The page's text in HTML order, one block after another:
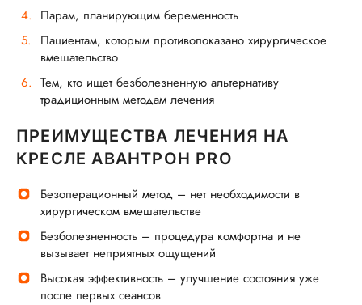
Парам, планирующим беременность
Пациентам, которым противопоказано хирургическое
вмешательство
Тем, кто ищет безболезненную альтернативу
традиционным методам лечения
ПРЕИМУЩЕСТВА ЛЕЧЕНИЯ НА
КРЕСЛЕ АВАНТРОН PRO
Безоперационный метод – нет необходимости в
хирургическом вмешательстве
Безболезненность – процедура комфортна и не
вызывает неприятных ощущений
Высокая эффективность – улучшение состояния уже
после первых сеансов